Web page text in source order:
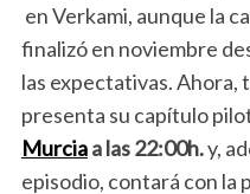
en Verkami, aunque la
finalizó en noviembre
las expectativas. Ahora,
presenta su capítulo
Murciaa las22:00h.y,
episodio, contará con la